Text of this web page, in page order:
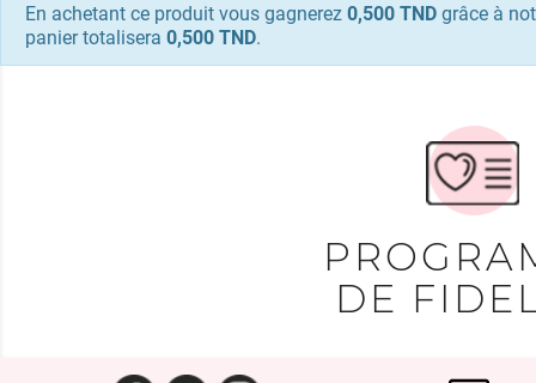
En achetant ce produit vous gagnerez 0,500 TND grâce à
panier totalisera 0,500 TND.
DE